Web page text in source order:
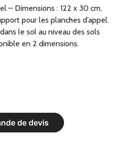
– Dimensions : 122 x 30 cm,
pour les planches d’appel.
le sol au niveau des sols
en 2 dimensions.
de devis